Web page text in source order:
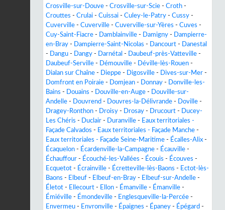
Crosville-sur-Douve - Crosville-sur-Scie - Croth -
Crouttes - Crulai - Cuissai - Culey-le-Patry - Cussy -
Cuverville - Cuverville - Cuverville-sur-Yères - Cuves -
Cuy-Saint-Fiacre - Damblainville - Damigny -
Dampierre-
en-Bray - Dampierre-Saint-Nicolas - Dancourt -
Danestal
-
Dangu - Dangy - Darnétal - Daubeuf-près-Vatteville -
Daubeuf-Serville - Démouville - Déville-lès-Rouen -
Dialan sur Chaîne - Dieppe - Digosville - Dives-sur-Mer -
Domfront en Poiraie - Domjean - Donnay -
Donville-les-
Bains - Douains - Douville-en-Auge -
Douville-sur-
Andelle - Douvrend - Douvres-la-Délivrande - Doville -
Dragey-Ronthon - Droisy - Drosay - Drucourt -
Ducey-
Les Chéris - Duclair - Duranville - Eaux territoriales -
Façade Calvados - Eaux territoriales - Façade Manche -
Eaux territoriales - Façade Seine-Maritime - Écalles-Alix -
Écaquelon - Écardenville-la-Campagne - Écauville -
Échauffour - Écouché-les-Vallées - Écouis - Écouves -
Ecquetot - Écrainville - Écretteville-lès-Baons - Ectot-lès-
Baons - Elbeuf - Elbeuf-en-Bray - Elbeuf-sur-Andelle -
Életot - Ellecourt - Ellon - Émanville - Émanville -
Émiéville - Émondeville - Englesqueville-la-Percée -
Envermeu - Envronville - Épaignes - Épaney - Épégard -